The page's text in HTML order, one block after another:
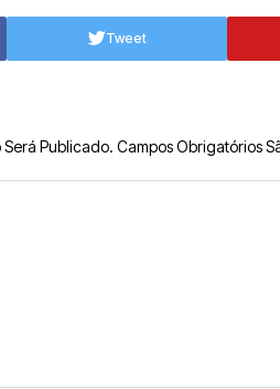
Tweet
Será Publicado. Campos Obrigatórios